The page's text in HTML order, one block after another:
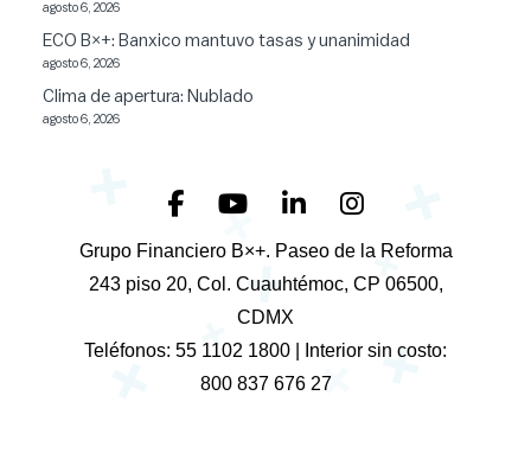
agosto 6, 2026
ECO B×+: Banxico mantuvo tasas y unanimidad
agosto 6, 2026
Clima de apertura: Nublado
agosto 6, 2026
+
+
+
+
+
+
+
Grupo Financiero B×+. Paseo de la Reforma
243 piso 20, Col. Cuauhtémoc, CP 06500,
CDMX
Teléfonos: 55 1102 1800 | Interior sin costo:
800 837 676 27